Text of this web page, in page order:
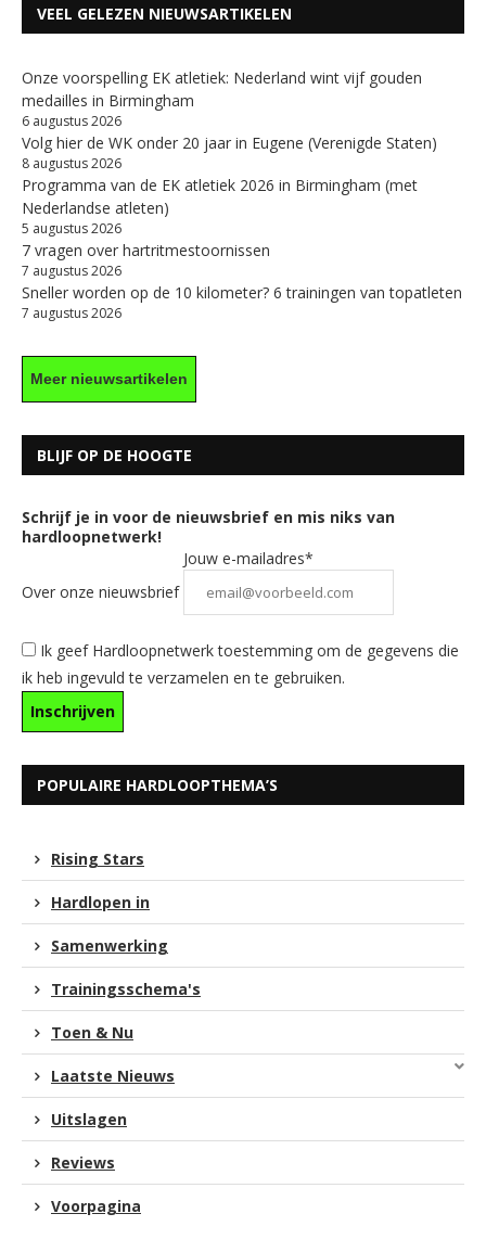
VEEL GELEZEN NIEUWSARTIKELEN
Onze voorspelling EK atletiek: Nederland wint vijf gouden
medailles in Birmingham
6 augustus 2026
Volg hier de WK onder 20 jaar in Eugene (Verenigde Staten)
8 augustus 2026
Programma van de EK atletiek 2026 in Birmingham (met
Nederlandse atleten)
5 augustus 2026
7 vragen over hartritmestoornissen
7 augustus 2026
Sneller worden op de 10 kilometer? 6 trainingen van topatleten
7 augustus 2026
Meer nieuwsartikelen
BLIJF OP DE HOOGTE
Schrijf je in voor de nieuwsbrief en mis niks van
hardloopnetwerk!
Over onze nieuwsbrief
Jouw e-mailadres*
Ik geef Hardloopnetwerk toestemming om de gegevens die
ik heb ingevuld te verzamelen en te gebruiken.
POPULAIRE HARDLOOPTHEMA’S
Rising Stars
Hardlopen in
Samenwerking
Trainingsschema's
Toen & Nu
Laatste Nieuws
Uitslagen
Reviews
Voorpagina